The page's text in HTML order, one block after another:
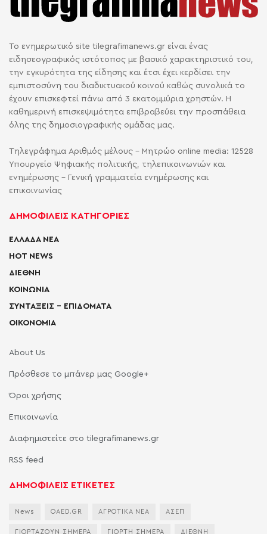
Το ενημερωτικό site tilegrafimanews.gr είναι ένας
ειδησεογραφικός ιστότοπος με βασικό χαρακτηριστικό του,
την εγκυρότητα της είδησης και έτσι έχει κερδίσει την
εμπιστοσύνη του διαδικτυακού κοινού καθώς συνολικά το
έχουν επισκεφτεί πάνω από 3 εκατομμύρια χρηστών. Η
καθημερινή επισκεψιμότητα επιβραβεύει την προσπάθεια
όλης της δημοσιογραφικής ομάδας μας.
Τηλεγράφημα Αριθμός μέλους - Μητρώο online media: 12528
Υπουργείο Ψηφιακής πολιτικής, τηλεπικοινωνιών και
ενημέρωσης - Γενική γραμματεία ενημέρωσης και
επικοινωνίας
ΔΗΜΟΦΙΛΕΙΣ ΚΑΤΗΓΟΡΙΕΣ
ΕΛΛΑΔΑ ΝΕΑ
HOT NEWS
ΔΙΕΘΝΗ
ΚΟΙΝΩΝΙΑ
ΣΥΝΤΑΞΕΙΣ – ΕΠΙΔΟΜΑΤΑ
ΟΙΚΟΝΟΜΙΑ
About Us
Πρόσθεσε το μπάνερ μας Google+
Όροι χρήσης
Επικοινωνία
Διαφημιστείτε στο tilegrafimanews.gr
RSS feed
ΔΗΜΟΦΙΛΕΙΣ ΕΤΙΚΕΤΕΣ
News OAED.GR ΑΓΡΟΤΙΚΑ ΝΕΑ ΑΣΕΠ
ΓΙΟΡΤΑΖΟΥΝ ΣΗΜΕΡΑ ΓΙΟΡΤΗ ΣΗΜΕΡΑ ΔΙΕΘΝΗ